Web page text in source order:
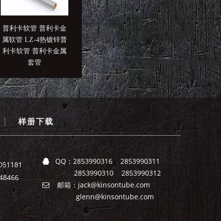
普利卡软管 普利卡金
属软管 LZ-4热镀锌普
利卡软管 普利卡金属
套管
普利卡BG箱接头 普利
卡接头
LV-5防水普利卡软管
普利卡金属软管 普利
卡电线套管
| 样册下载
 QQ： 2853990316 2853990311
2853990310 2853990312
 邮箱： jack@kinsontube.com
glenn@kinsontube.com